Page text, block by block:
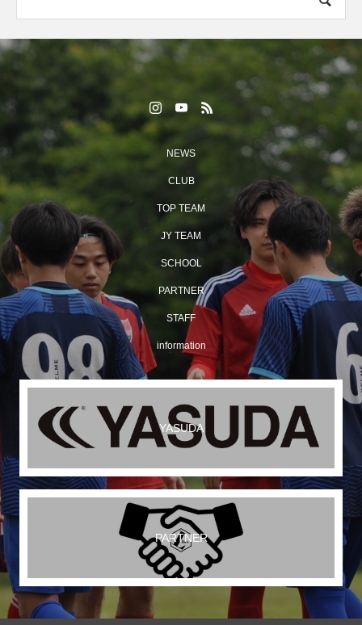
NEWS
CLUB
TOP TEAM
JY TEAM
SCHOOL
PARTNER
STAFF
information
YASUDA
PARTNER